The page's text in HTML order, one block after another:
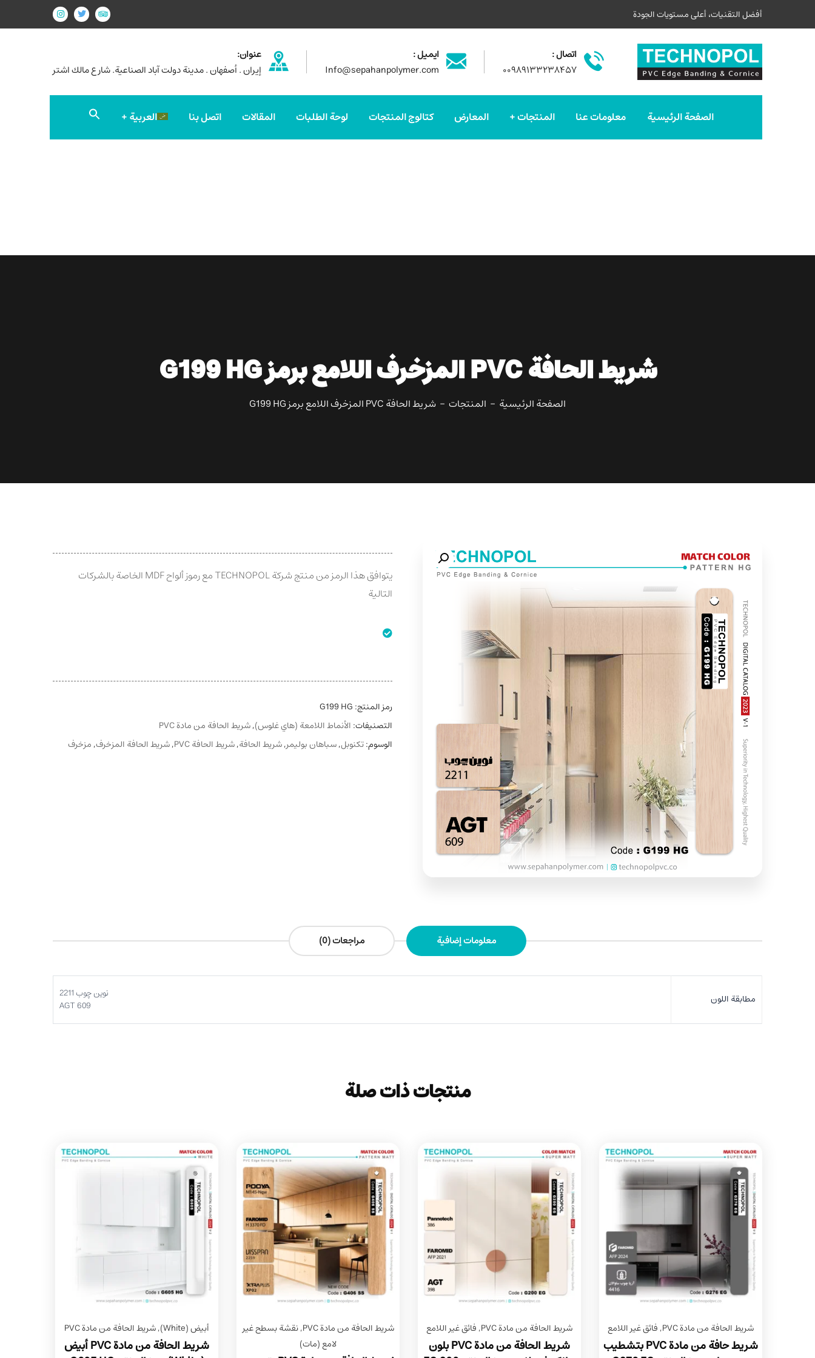
أفضل التقنيات، أعلى مستويات الجودة
اتصال :
۰۰۹۸۹۱۳۳۲۳۸۴۵۷
ایمیل :
Info@sepahanpolymer.com
عنوان:
إيران . أصفهان . مدينة دولت آباد الصناعية. شارع مالك اشتر
الصفحة الرئيسية معلومات عنا المنتجات المعارض كتالوج المنتجات لوحة الطلبات المقالات اتصل بنا العربية Search
for:
شريط الحافة PVC المزخرف اللامع برمز G199 HG
الصفحة الرئيسية المنتجات شريط الحافة PVC المزخرف اللامع برمز G199 HG
يتوافق هذا الرمز من منتج شركة TECHNOPOL مع رموز ألواح MDF الخاصة بالشركات
التالية
رمز المنتج: G199 HG
التصنيفات: الأنماط اللامعة (هاي غلوس),شريط الحافة من مادة PVC
الوسوم:تکنوبل,سباهان بوليمر,شريط الحافة,شريط الحافة PVC ,شريط الحافة المزخرف, مزخرف
معلومات إضافية مراجعات (0)
مطابقة اللون
نوین چوب 2211
AGT 609
منتجات ذات صلة
شريط الحافة من مادة PVC , فائق غير اللامع
شريط حافة من مادة PVC بتشطيب
شريط الحافة من مادة PVC , فائق غير اللامع
شريط الحافة من مادة PVC بلون
شريط الحافة من مادة PVC ,نقشة بسطح غير
لامع (مات)
أبيض (White) ,شريط الحافة من مادة PVC
شريط الحافة من مادة PVC أبيض